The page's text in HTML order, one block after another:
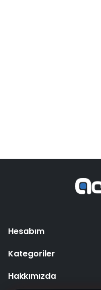
Hesabım
Kategoriler
Hakkımızda